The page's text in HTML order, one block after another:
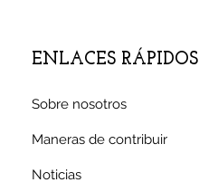
ENLACES RÁPIDOS
Sobre nosotros
Maneras de contribuir
Noticias